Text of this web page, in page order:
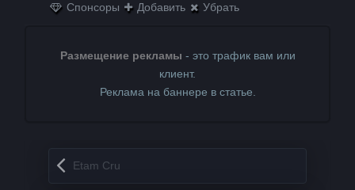
Спонсоры Добавить Убрать
Размещение рекламы - это трафик вам или
клиент.
Реклама на баннере в статье.
Запись навигация
Etam Cru